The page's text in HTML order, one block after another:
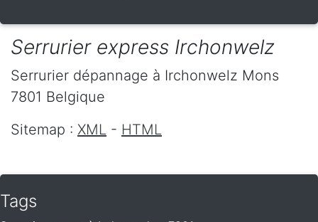
Serrurier express Irchonwelz
Serrurier dépannage à Irchonwelz Mons
7801 Belgique
Sitemap : XML - HTML
Tags